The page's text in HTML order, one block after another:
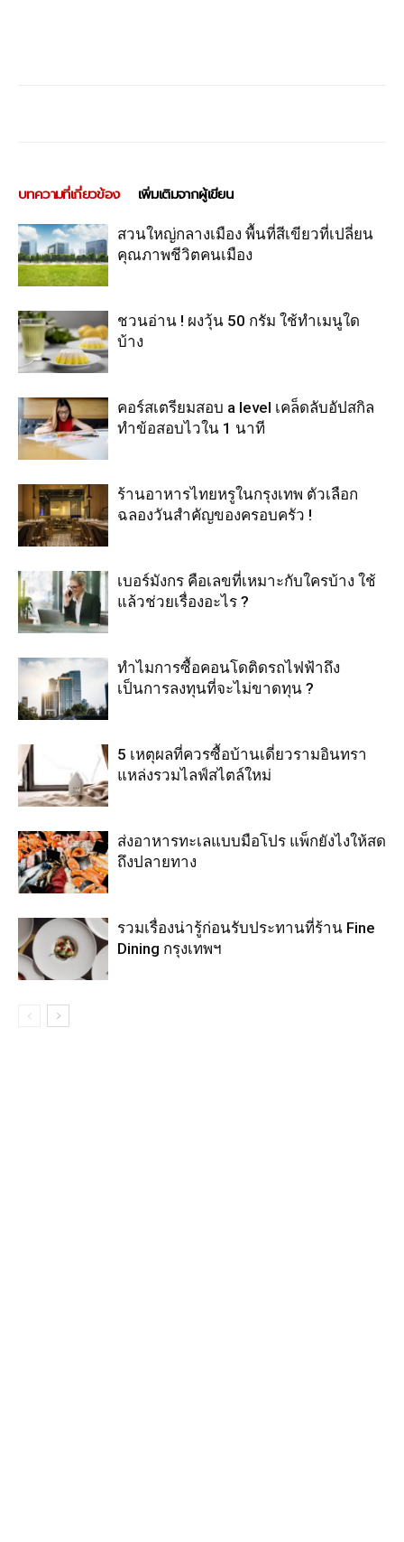
บทความที่เกี่ยวข้อง เพิ่มเติมจากผู้เขียน
สวนใหญ่กลางเมือง พื้นที่สีเขียวที่เปลี่ยน
คุณภาพชีวิตคนเมือง
ชวนอ่าน ! ผงวุ้น 50 กรัม ใช้ทำเมนูใด
บ้าง
คอร์สเตรียมสอบ a level เคล็ดลับอัปสกิล
ทำข้อสอบไวใน 1 นาที
ร้านอาหารไทยหรูในกรุงเทพ ตัวเลือก
ฉลองวันสำคัญของครอบครัว !
เบอร์มังกร คือเลขที่เหมาะกับใครบ้าง ใช้
แล้วช่วยเรื่องอะไร ?
ทำไมการซื้อคอนโดติดรถไฟฟ้าถึง
เป็นการลงทุนที่จะไม่ขาดทุน ?
5 เหตุผลที่ควรซื้อบ้านเดี่ยวรามอินทรา
แหล่งรวมไลฟ์สไตล์ใหม่
ส่งอาหารทะเลแบบมือโปร แพ็กยังไงให้สด
ถึงปลายทาง
รวมเรื่องน่ารู้ก่อนรับประทานที่ร้าน Fine
Dining กรุงเทพฯ